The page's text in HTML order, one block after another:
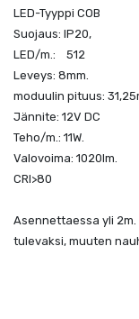
LED-Tyyppi COB
Suojaus: IP20,
LED/m.: 512
Leveys: 8mm.
moduulin pituus:
Jännite: 12V DC
Teho/m.: 11W.
Valovoima: 1020lm.
CRI>80
Asennettaessa yli
tulevaksi, muuten